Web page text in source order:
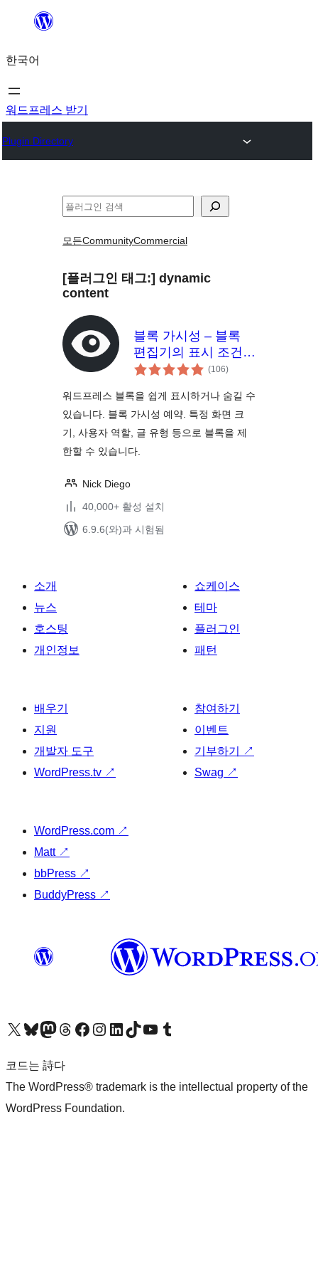
츠
로
바
가
한국어
워드프레스 받기
Plugin Directory
검
모든CommunityCommercial
[플러그인 태그:] dynamic
content
블록 가시성 – 블록
편집기의 표시 조건
관리
(106전
체
점
)
워드프레스 블록을 쉽게 표시하거나 숨길 수
있습니다. 블록 가시성 예약. 특정 화면 크
기, 사용자 역할, 글 유형 등으로 블록을 제
한할 수 있습니다.
Nick Diego
40,000+ 활성 설치
6.9.6(와)과 시험됨
소개
뉴스
호스팅
개인정보
쇼케이스
테마
플러그인
패턴
배우기
지원
개발자 도구
WordPress.tv ↗
참여하기
이벤트
기부하기
↗
Swag ↗
WordPress.com ↗
Matt ↗
bbPress ↗
BuddyPress ↗
X(이전 트위터) 계정 방문하기블루스카이 계정 방문하기마스토돈 계정 방문하기스레드 계정 방문하기 페이스북 페이지 방문하기인스타그램 계정 방문하기 LinkedIn 계정 방문하기틱톡 계정 방문하기유튜브 채널 방문하기 텀블러 계정 방문하기
코드는 詩다
The WordPress® trademark is the intellectual property of the
WordPress Foundation.